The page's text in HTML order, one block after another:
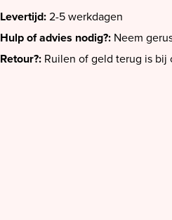
Levertijd: 2-5 werkdagen
Hulp of advies nodig?: Neem
Retour?: Ruilen of geld terug is bij